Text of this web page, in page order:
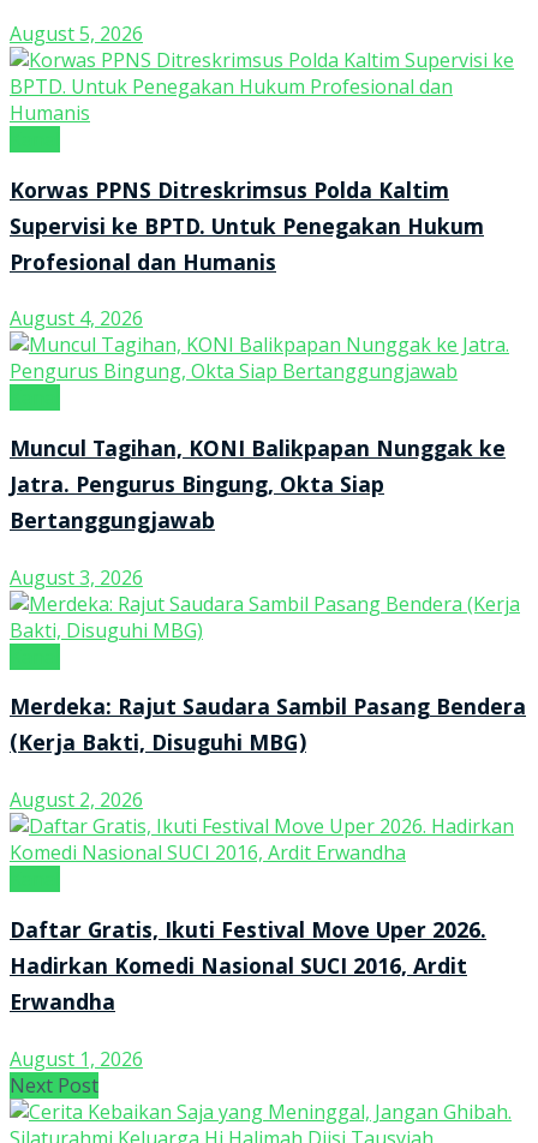
August 5, 2026
Korwas PPNS Ditreskrimsus Polda Kaltim
Supervisi ke BPTD. Untuk Penegakan Hukum
Profesional dan Humanis
August 4, 2026
Muncul Tagihan, KONI Balikpapan Nunggak ke
Jatra. Pengurus Bingung, Okta Siap
Bertanggungjawab
August 3, 2026
Merdeka: Rajut Saudara Sambil Pasang Bendera
(Kerja Bakti, Disuguhi MBG)
August 2, 2026
Daftar Gratis, Ikuti Festival Move Uper 2026.
Hadirkan Komedi Nasional SUCI 2016, Ardit
Erwandha
August 1, 2026
Next Post